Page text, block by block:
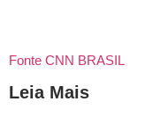
Fonte CNN BRASIL
Leia Mais